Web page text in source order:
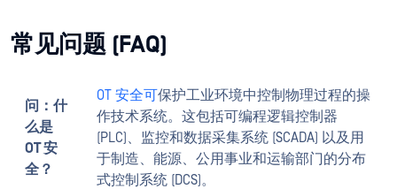
常见问题 (FAQ)
问：什
么是
OT 安
全？
OT 安全可保护工业环境中控制物理过程的操
作技术系统。这包括可编程逻辑控制器
(PLC)、监控和数据采集系统 (SCADA) 以及用
于制造、能源、公用事业和运输部门的分布
式控制系统 (DCS)。